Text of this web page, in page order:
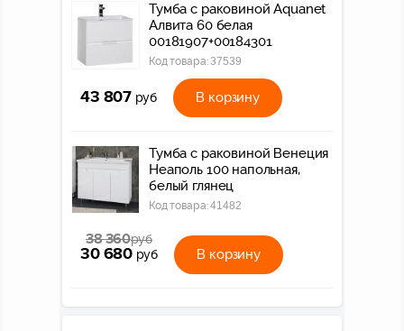
Тумба с раковиной Aquanet
Алвита 60 белая
00181907+00184301
Код товара:37539
43 807 руб В корзину
Тумба с раковиной Венеция
Неаполь 100 напольная,
белый глянец
Код товара:41482
38 360руб
30 680 руб В корзину